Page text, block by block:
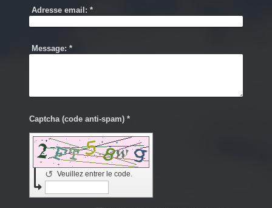
Adresse email: *
Message: *
Captcha (code anti-spam) *
Veuillez entrer le code.
↺